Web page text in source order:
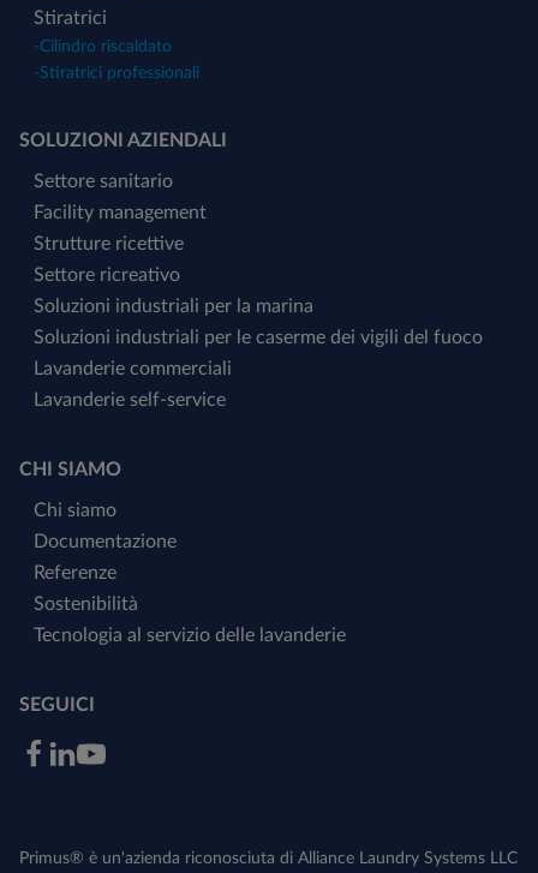
Stiratrici
-Cilindro riscaldato
-Stiratrici professionali
SOLUZIONI AZIENDALI
Settore sanitario
Facility management
Strutture ricettive
Settore ricreativo
Soluzioni industriali per la marina
Soluzioni industriali per le caserme dei vigili del fuoco
Lavanderie commerciali
Lavanderie self-service
CHI SIAMO
Chi siamo
Documentazione
Referenze
Sostenibilità
Tecnologia al servizio delle lavanderie
SEGUICI
Primus® è un'azienda riconosciuta di Alliance Laundry Systems LLC